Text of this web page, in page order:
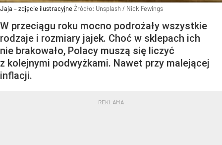
Jaja – zdjęcie ilustracyjneŹródło: Unsplash / Nick Fewings
W przeciągu roku mocno podrożały wszystkie
rodzaje i rozmiary jajek. Choć w sklepach ich
nie brakowało, Polacy muszą się liczyć
z kolejnymi podwyżkami. Nawet przy malejącej
inflacji.